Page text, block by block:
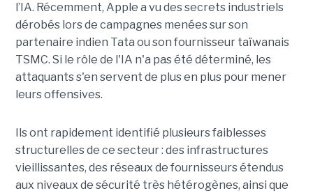
l’IA. Récemment, Apple a vu des secrets industriels
dérobés lors de campagnes menées sur son
partenaire indien Tata ou son fournisseur taïwanais
TSMC. Si le rôle de l'IA n'a pas été déterminé, les
attaquants s'en servent de plus en plus pour mener
leurs offensives.
Ils ont rapidement identifié plusieurs faiblesses
structurelles de ce secteur : des infrastructures
vieillissantes, des réseaux de fournisseurs étendus
aux niveaux de sécurité très hétérogènes, ainsi que